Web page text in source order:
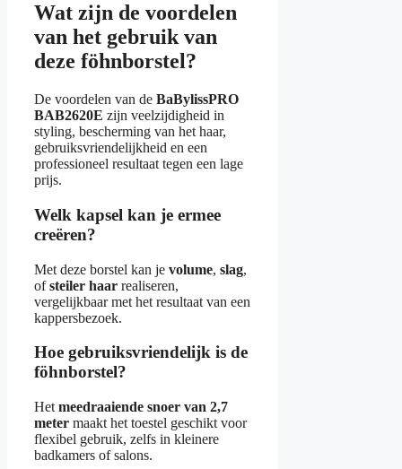
Wat zijn de voordelen
van het gebruik van
deze föhnborstel?
De voordelen van de BaBylissPRO
BAB2620E zijn veelzijdigheid in
styling, bescherming van het haar,
gebruiksvriendelijkheid en een
professioneel resultaat tegen een lage
prijs.
Welk kapsel kan je ermee
creëren?
Met deze borstel kan je volume, slag,
ofsteiler haar realiseren,
vergelijkbaar met het resultaat van een
kappersbezoek.
Hoe gebruiksvriendelijk is de
föhnborstel?
Het meedraaiende snoer van 2,7
meter maakt het toestel geschikt voor
flexibel gebruik, zelfs in kleinere
badkamers of salons.